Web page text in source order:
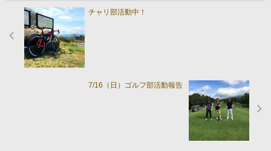
チャリ部活動中！
7/16（日）ゴルフ部活動報告